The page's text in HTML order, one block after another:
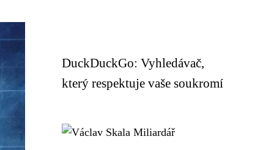
DuckDuckGo: Vyhledávač,
který respektuje vaše soukromí